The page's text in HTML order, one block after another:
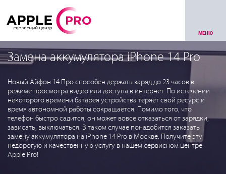
МЕНЮ
Замена аккумулятора iPhone 14 Pro
Новый Айфон 14 Про способен держать заряд до 23 часов в
режиме просмотра видео или доступа в интернет. По истечении
некоторого времени батарея устройства теряет свой ресурс и
время автономной работы сокращается. Помимо того, что
телефон быстро садится, он может вовсе отказаться от зарядки,
зависать, выключаться. В таком случае понадобится заказать
замену аккумулятора на iPhone 14 Pro в Москве. Получите эту
недорогую и качественную услугу в нашем сервисном центре
Apple Pro!